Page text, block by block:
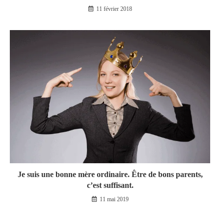
11 février 2018
Je suis une bonne mère ordinaire. Être de bons parents,
c’est suffisant.
11 mai 2019